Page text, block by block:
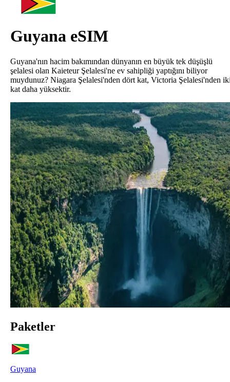
Guyana eSIM
Guyana'nın hacim bakımından dünyanın en büyük tek düşüşlü
şelalesi olan Kaieteur Şelalesi'ne ev sahipliği yaptığını biliyor
muydunuz? Niagara Şelalesi'nden dört kat, Victoria Şelalesi'nden
kat daha yüksektir.
Paketler
Guyana